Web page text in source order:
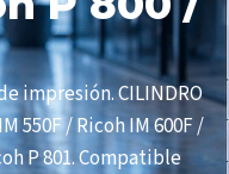
impresión. CILINDRO
550F / Ricoh IM 600F /
P 801. Compatible